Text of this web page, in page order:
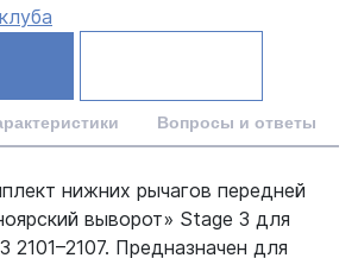
Вопросы и ответы
нижних рычагов передней
выворот» Stage 3 для
2101–2107. Предназначен для